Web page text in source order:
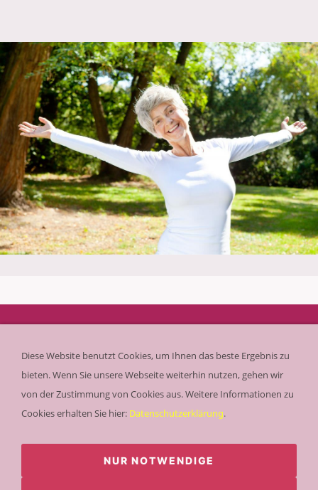
Kalmitstraße 25 | 67065 Ludwigshafen-Mundenheim
Diese Website benutzt Cookies, um Ihnen das beste Ergebnis zu
bieten. Wenn Sie unsere Webseite weiterhin nutzen, gehen wir
von der Zustimmung von Cookies aus. Weitere Informationen zu
Cookies erhalten Sie hier: Datenschutzerklärung.
NUR NOTWENDIGE